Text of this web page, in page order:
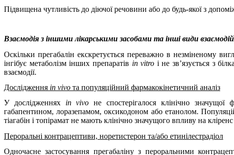
Підвищена чутливість до діючої речовини або до будь-якої з
Взаємодія з іншими лікарськими засобами та інші види
Оскільки прегабалін екскретується переважно в незміненому
інгібує метаболізм інших препаратів in vitro і не зв’язується з
взаємодії.
Дослідження in vivo та популяційний фармакокінетичний аналіз
У дослідженнях in vivo не спостерігалося клінічно
габапентином, лоразепамом, оксикодоном або етанолом.
тіагабін і топірамат не мають клінічно значущого впливу на кліренс
Пероральні контрацептиви, норетистерон та/або етинілестрадіол
Одночасне застосування прегабаліну з пероральними